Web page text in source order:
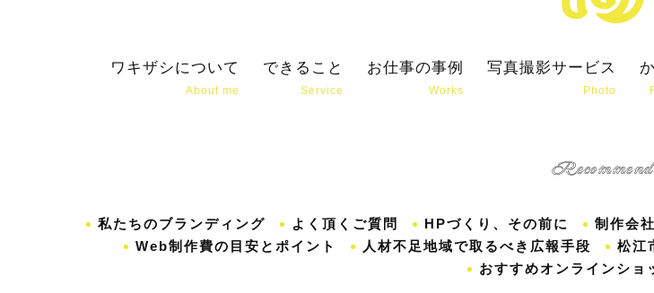
ワキザシについて
About me
できること
Service
お仕事の事例
Works
写真撮影サービス
Photo
Recommend
私たちのブランディング よく頂くご質問 HPづくり、その前に 制作会
Web制作費の目安とポイント
人材不足地域で取るべき広報手段 松江
おすすめオンラインショ